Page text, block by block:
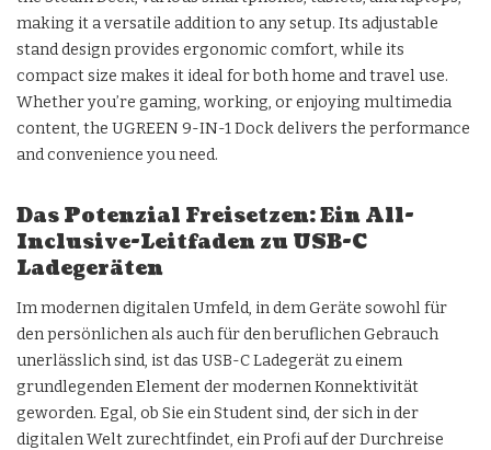
making it a versatile addition to any setup. Its adjustable
stand design provides ergonomic comfort, while its
compact size makes it ideal for both home and travel use.
Whether you’re gaming, working, or enjoying multimedia
content, the UGREEN 9-IN-1 Dock delivers the performance
and convenience you need.
Das Potenzial Freisetzen: Ein All-
Inclusive-Leitfaden zu USB-C
Ladegeräten
Im modernen digitalen Umfeld, in dem Geräte sowohl für
den persönlichen als auch für den beruflichen Gebrauch
unerlässlich sind, ist das USB-C Ladegerät zu einem
grundlegenden Element der modernen Konnektivität
geworden. Egal, ob Sie ein Student sind, der sich in der
digitalen Welt zurechtfindet, ein Profi auf der Durchreise